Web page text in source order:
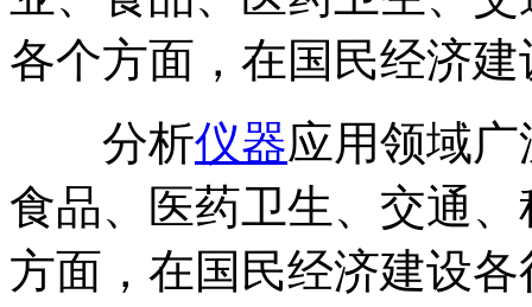
各个方面，在国民经济建
分析仪器应用领域
食品、医药卫生、交通
方面，在国民经济建设